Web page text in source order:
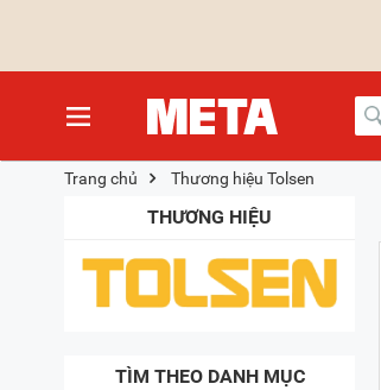
Trang chủ Thương hiệu Tolsen
THƯƠNG HIỆU
TÌM THEO DANH MỤC